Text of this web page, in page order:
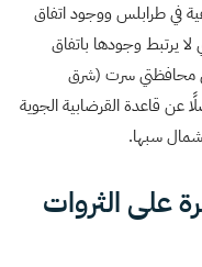
في طرابلس ووجود اتفاق
لا يرتبط وجودها باتفاق
محافظتي سرت (شرق
قاعدة القرضابية الجوية
شمال سبها.
على الثروات